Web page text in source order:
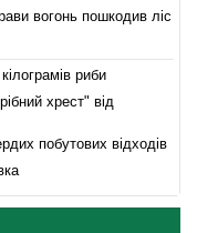
вогонь пошкодив ліс
риби
хрест" від
побутових відходів